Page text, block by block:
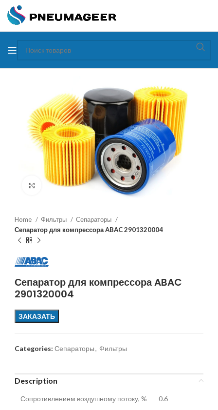
Увеличить
Home Фильтры
Сепараторы
Сепаратор для компрессора ABAC 2901320004
Сепаратор для компрессора ABAC
2901320004
ЗАКАЗАТЬ
Categories: Сепараторы, Фильтры
Description
Сопротивлением воздушному потоку, % 0.6